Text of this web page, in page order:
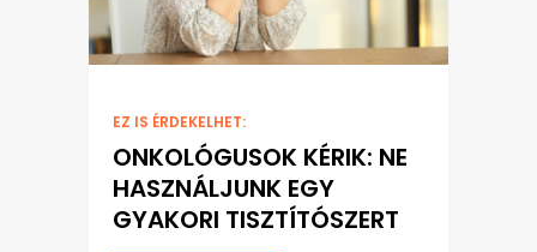
EZ IS ÉRDEKELHET:
ONKOLÓGUSOK KÉRIK: NE
HASZNÁLJUNK EGY
GYAKORI TISZTÍTÓSZERT